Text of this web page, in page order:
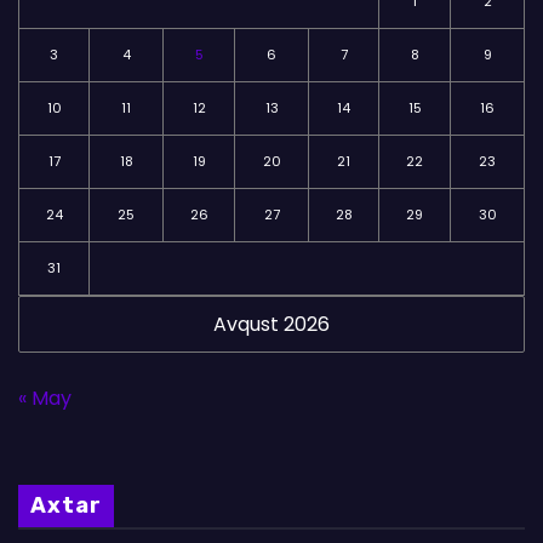
Avqust 2026
3 4 5 6 7 8 9
10 11 12 13 14 15 16
17 18 19 20 21 22 23
24 25 26 27 28 29 30
31
« May
Axtar